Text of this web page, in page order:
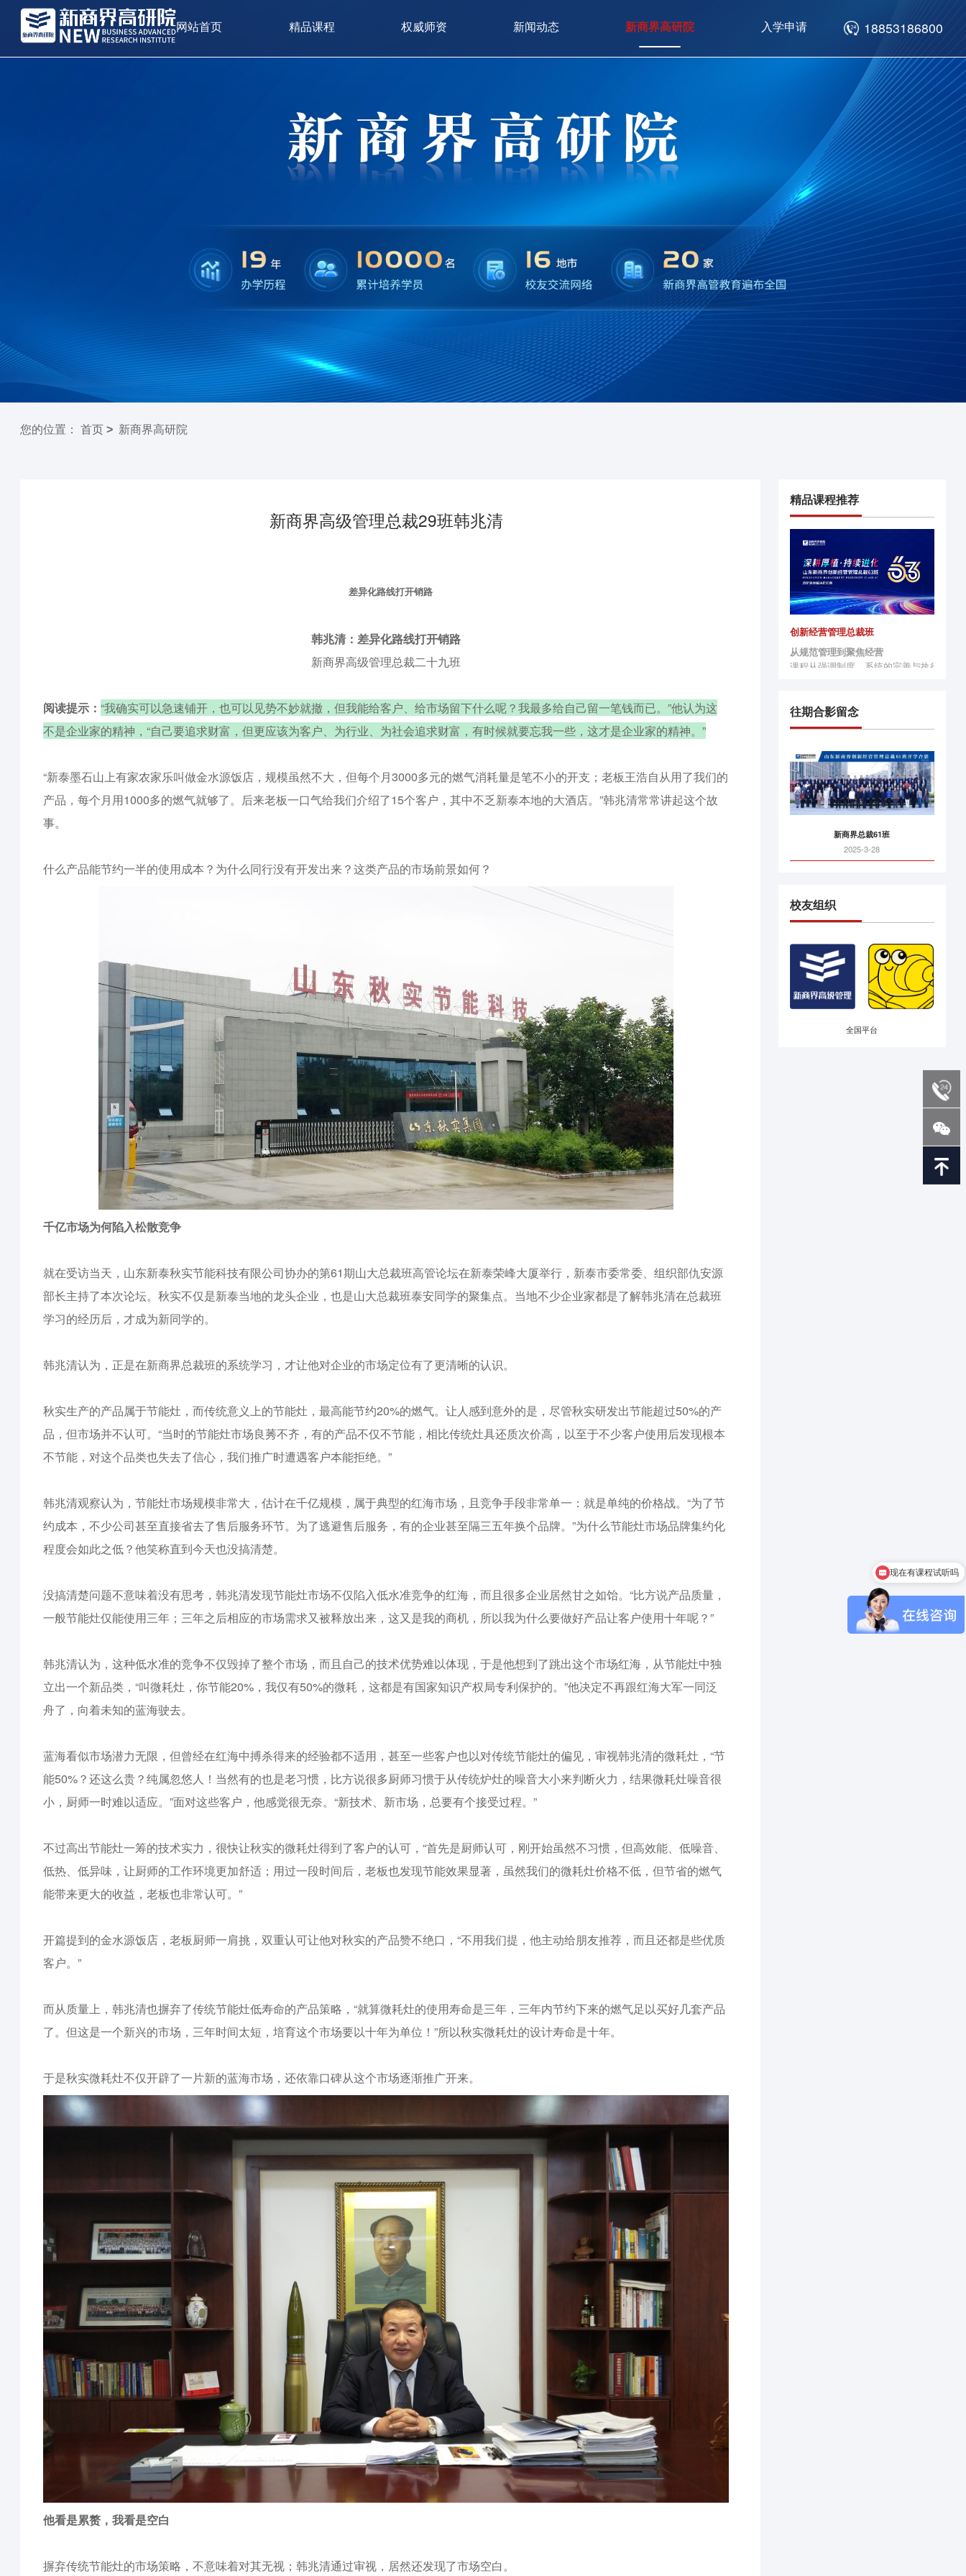
网站首页 精品课程 权威师资 新闻动态 新商界高研院 入学申请 18853186800
您的位置 ： 首页 > 新商界高研院
新商界高级管理总裁29班韩兆清
差异化路线打开销路
韩兆清：差异化路线打开销路
新商界高级管理总裁二十九班
阅读提示：“我确实可以急速铺开，也可以见势不妙就撤，但我能给客户、给市场留下什么呢？我最多给自己留一笔钱而已。”他认为这
不是企业家的精神，“自己要追求财富，但更应该为客户、为行业、为社会追求财富，有时候就要忘我一些，这才是企业家的精神。”
“新泰墨石山上有家农家乐叫做金水源饭店，规模虽然不大，但每个月3000多元的燃气消耗量是笔不小的开支；老板王浩自从用了我们的
产品，每个月用1000多的燃气就够了。后来老板一口气给我们介绍了15个客户，其中不乏新泰本地的大酒店。”韩兆清常常讲起这个故
事。
什么产品能节约一半的使用成本？为什么同行没有开发出来？这类产品的市场前景如何？
千亿市场为何陷入松散竞争
就在受访当天，山东新泰秋实节能科技有限公司协办的第61期山大总裁班高管论坛在新泰荣峰大厦举行，新泰市委常委、组织部仇安源
部长主持了本次论坛。秋实不仅是新泰当地的龙头企业，也是山大总裁班泰安同学的聚集点。当地不少企业家都是了解韩兆清在总裁班
学习的经历后，才成为新同学的。
韩兆清认为，正是在新商界总裁班的系统学习，才让他对企业的市场定位有了更清晰的认识。
秋实生产的产品属于节能灶，而传统意义上的节能灶，最高能节约20%的燃气。让人感到意外的是，尽管秋实研发出节能超过50%的产
品，但市场并不认可。“当时的节能灶市场良莠不齐，有的产品不仅不节能，相比传统灶具还质次价高，以至于不少客户使用后发现根本
不节能，对这个品类也失去了信心，我们推广时遭遇客户本能拒绝。”
韩兆清观察认为，节能灶市场规模非常大，估计在千亿规模，属于典型的红海市场，且竞争手段非常单一：就是单纯的价格战。“为了节
约成本，不少公司甚至直接省去了售后服务环节。为了逃避售后服务，有的企业甚至隔三五年换个品牌。”为什么节能灶市场品牌集约化
程度会如此之低？他笑称直到今天也没搞清楚。
没搞清楚问题不意味着没有思考，韩兆清发现节能灶市场不仅陷入低水准竞争的红海，而且很多企业居然甘之如饴。“比方说产品质量，
一般节能灶仅能使用三年；三年之后相应的市场需求又被释放出来，这又是我的商机，所以我为什么要做好产品让客户使用十年呢？”
韩兆清认为，这种低水准的竞争不仅毁掉了整个市场，而且自己的技术优势难以体现，于是他想到了跳出这个市场红海，从节能灶中独
立出一个新品类，“叫微耗灶，你节能20%，我仅有50%的微耗，这都是有国家知识产权局专利保护的。”他决定不再跟红海大军一同泛
舟了，向着未知的蓝海驶去。
蓝海看似市场潜力无限，但曾经在红海中搏杀得来的经验都不适用，甚至一些客户也以对传统节能灶的偏见，审视韩兆清的微耗灶，“节
能50%？还这么贵？纯属忽悠人！当然有的也是老习惯，比方说很多厨师习惯于从传统炉灶的噪音大小来判断火力，结果微耗灶噪音很
小，厨师一时难以适应。”面对这些客户，他感觉很无奈。“新技术、新市场，总要有个接受过程。”
不过高出节能灶一筹的技术实力，很快让秋实的微耗灶得到了客户的认可，“首先是厨师认可，刚开始虽然不习惯，但高效能、低噪音、
低热、低异味，让厨师的工作环境更加舒适；用过一段时间后，老板也发现节能效果显著，虽然我们的微耗灶价格不低，但节省的燃气
能带来更大的收益，老板也非常认可。”
开篇提到的金水源饭店，老板厨师一肩挑，双重认可让他对秋实的产品赞不绝口，“不用我们提，他主动给朋友推荐，而且还都是些优质
客户。”
而从质量上，韩兆清也摒弃了传统节能灶低寿命的产品策略，“就算微耗灶的使用寿命是三年，三年内节约下来的燃气足以买好几套产品
了。但这是一个新兴的市场，三年时间太短，培育这个市场要以十年为单位！”所以秋实微耗灶的设计寿命是十年。
于是秋实微耗灶不仅开辟了一片新的蓝海市场，还依靠口碑从这个市场逐渐推广开来。
他看是累赘，我看是空白
摒弃传统节能灶的市场策略，不意味着对其无视；韩兆清通过审视，居然还发现了市场空白。
精品课程推荐
创新经营管理总裁班
从规范管理到聚焦经营
课程从强调制度、系统的完善与执行，转
从改变认知到落地方案
从通过学习提升企业决策层经营管理认知
往期合影留念
新商界总裁61班
2025-3-28
校友组织
全国平台
新商界高研院简介